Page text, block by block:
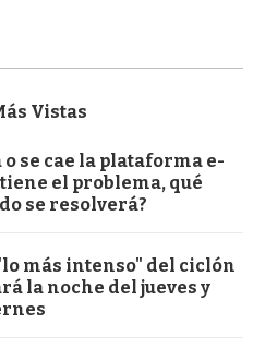
Vistas
o se cae la plataforma e-
tiene el problema, qué
se resolverá?
más intenso" del ciclón
la noche del jueves y